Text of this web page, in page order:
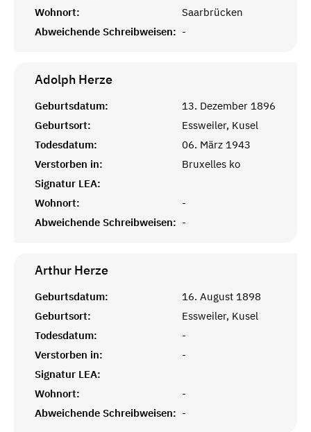
Wohnort:
Saarbrücken
Abweichende Schreibweisen: -
Adolph Herze
Geburtsdatum:
13. Dezember 1896
Geburtsort:
Essweiler, Kusel
Todesdatum:
06. März 1943
Verstorben in:
Bruxelles ko
Signatur LEA:
Wohnort:
-
Abweichende Schreibweisen: -
Arthur Herze
Geburtsdatum:
16. August 1898
Geburtsort:
Essweiler, Kusel
Todesdatum:
-
Verstorben in:
-
Signatur LEA:
Wohnort:
-
Abweichende Schreibweisen: -